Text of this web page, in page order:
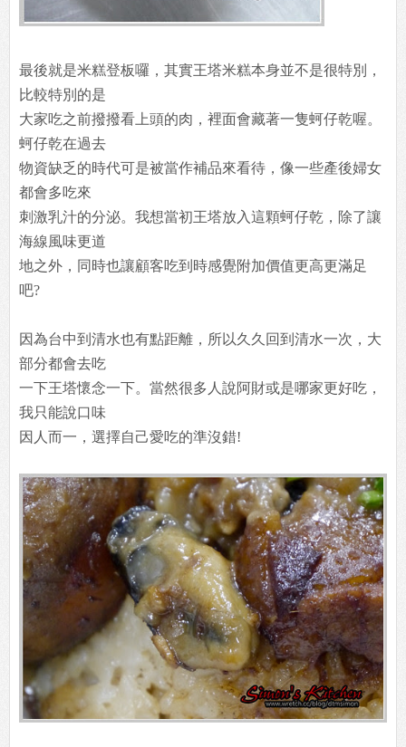
最後就是米糕登板囉，其實王塔米糕本身並不是很特別，
比較特別的是
大家吃之前撥撥看上頭的肉，裡面會藏著一隻蚵仔乾喔。
蚵仔乾在過去
物資缺乏的時代可是被當作補品來看待，像一些產後婦女
都會多吃來
刺激乳汁的分泌。我想當初王塔放入這顆蚵仔乾，除了讓
海線風味更道
地之外，同時也讓顧客吃到時感覺附加價值更高更滿足
吧?
因為台中到清水也有點距離，所以久久回到清水一次，大
部分都會去吃
一下王塔懷念一下。當然很多人說阿財或是哪家更好吃，
我只能說口味
因人而一，選擇自己愛吃的準沒錯!